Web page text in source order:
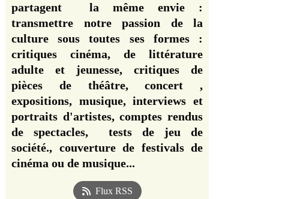
partagent la même envie :
transmettre notre passion de la
culture sous toutes ses formes :
critiques cinéma, de littérature
adulte et jeunesse, critiques de
pièces de théâtre, concert ,
expositions, musique, interviews et
portraits d'artistes, comptes rendus
de spectacles, tests de jeu de
société., couverture de festivals de
cinéma ou de musique...
Flux RSS